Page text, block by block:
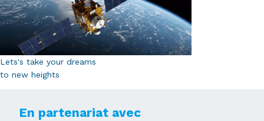
Lets's take your dreams
to new heights
En partenariat avec